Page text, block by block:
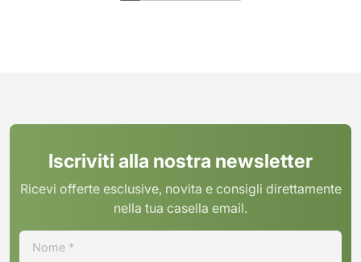
Iscriviti alla nostra newsletter
Ricevi offerte esclusive, novita e consigli direttamente
nella tua casella email.